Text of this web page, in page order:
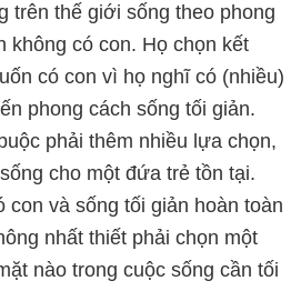
trên thế giới sống theo phong
không có con. Họ chọn kết
có con vì họ nghĩ có (nhiều)
phong cách sống tối giản.
phải thêm nhiều lựa chọn,
cho một đứa trẻ tồn tại.
con và sống tối giản hoàn toàn
nhất thiết phải chọn một
nào trong cuộc sống cần tối